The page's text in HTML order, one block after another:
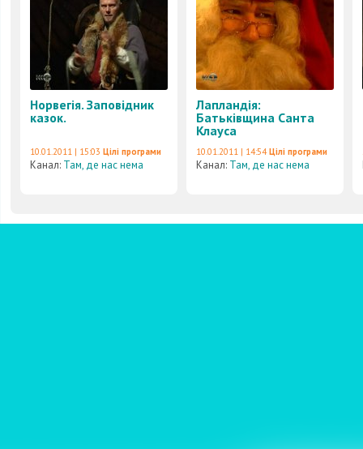
Норвегія. Заповідник
казок.
10.01.2011 | 15:03 Цілі програми
Канал: Там, де нас нема
Лапландія:
Батьківщина Санта
Клауса
10.01.2011 | 14:54 Цілі програми
Канал: Там, де нас нема